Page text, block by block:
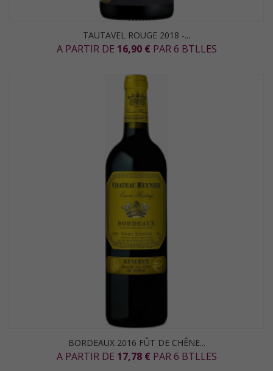
TAUTAVEL ROUGE 2018 -...
A PARTIR DE 16,90 € PAR 6 BTLLES
BORDEAUX 2016 FÛT DE CHÊNE...
A PARTIR DE 17,78 € PAR 6 BTLLES